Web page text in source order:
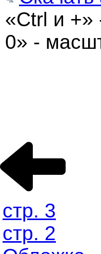
«Ctrl и +»
0» -
стр. 3
стр. 2